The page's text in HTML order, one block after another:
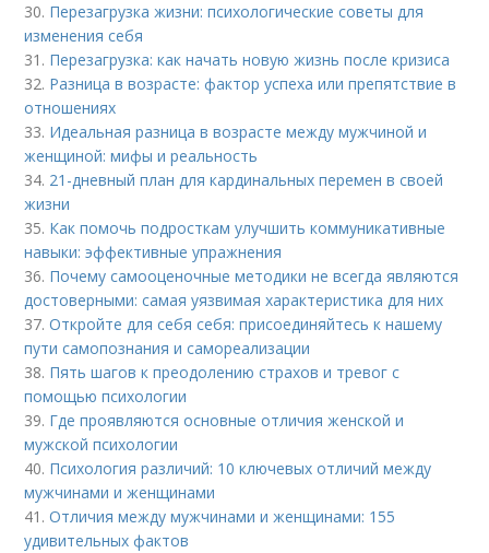
30. Перезагрузка жизни: психологические советы для
изменения себя
31. Перезагрузка: как начать новую жизнь после кризиса
32. Разница в возрасте: фактор успеха или препятствие в
отношениях
33. Идеальная разница в возрасте между мужчиной и
женщиной: мифы и реальность
34. 21-дневный план для кардинальных перемен в своей
жизни
35. Как помочь подросткам улучшить коммуникативные
навыки: эффективные упражнения
36. Почему самооценочные методики не всегда являются
достоверными: самая уязвимая характеристика для них
37.Откройте для себя себя: присоединяйтесь к нашему
пути самопознания и самореализации
38. Пять шагов к преодолению страхов и тревог с
помощью психологии
39. Где проявляются основные отличия женской и
мужской психологии
40. Психология различий: 10 ключевых отличий между
мужчинами и женщинами
41.Отличия между мужчинами и женщинами: 155
удивительных фактов